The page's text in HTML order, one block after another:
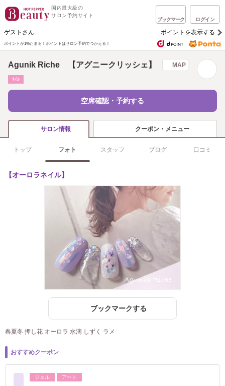
国内最大級の
サロン予約サイト
ブックマーク ログイン
ゲストさん ポイントを表示する
ポイントが1%たまる！ ポイントはサロン予約でつかえる！
Agunik Riche 【アグニークリッシェ】 MAP
ﾈｲﾙ
空席確認・予約する
サロン情報 クーポン・メニュー
トップ フォト スタッフ ブログ 口コミ
【オーロラネイル】
ブックマークする
春夏冬 押し花 オーロラ 水滴 しずく ラメ
おすすめクーポン
ジェル アート